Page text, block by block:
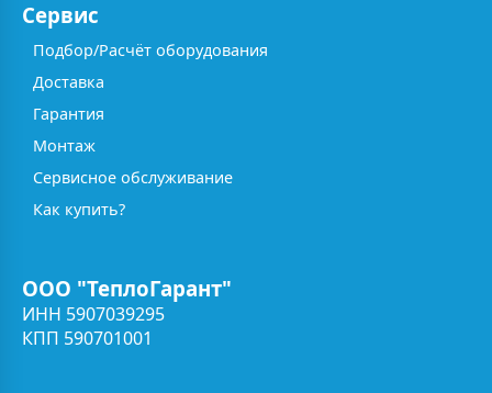
Сервис
Подбор/Расчёт оборудования
Доставка
Гарантия
Монтаж
Сервисное обслуживание
Как купить?
ООО "ТеплоГарант"
ИНН 5907039295
КПП 590701001